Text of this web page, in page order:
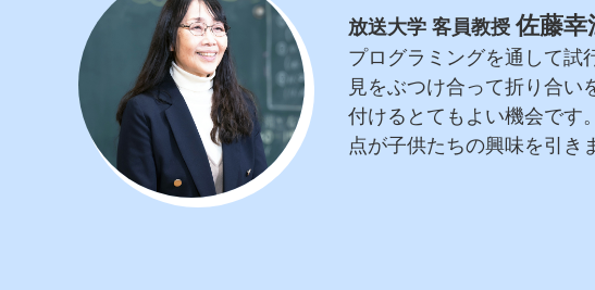
放送大学 客員教授 佐藤幸
プログラミングを通して試
見をぶつけ合って折り合い
付けるとてもよい機会です
点が子供たちの興味を引き